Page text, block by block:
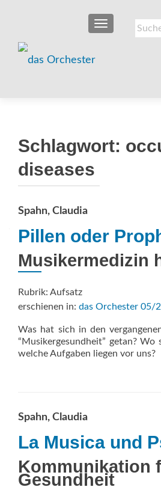
Suche
nach:
SCHALTE
Schlagwort:
diseases
Spahn, Claudia
Pillen oder
Musikermedizin
Rubrik: Aufsatz
erschienen in: das Orchester 05/
Was hat sich in den
“Musikergesundheit” getan?
welche Aufgaben liegen vor uns?
Spahn, Claudia
La Musica und
Kommunikation
Gesundheit